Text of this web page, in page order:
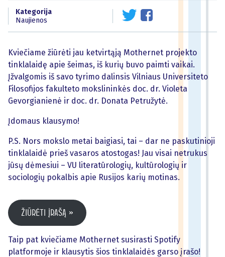
Kategorija
Naujienos
Kviečiame žiūrėti jau ketvirtąją Mothernet projekto
tinklalaidę apie šeimas, iš kurių buvo paimti vaikai.
Įžvalgomis iš savo tyrimo dalinsis Vilniaus Universiteto
Filosofijos fakulteto mokslininkės doc. dr. Violeta
Gevorgianienė ir doc. dr. Donata Petružytė.
Įdomaus klausymo!
P.S. Nors mokslo metai baigiasi, tai – dar ne paskutinioji
tinklalaidė prieš vasaros atostogas! Jau visai netrukus
jūsų dėmesiui – VU literatūrologių, kultūrologių ir
sociologių pokalbis apie Rusijos karių motinas.
Žiūrėti įrašą
Taip pat kviečiame Mothernet susirasti Spotify
platformoje ir klausytis šios tinklalaidės garso įrašo!